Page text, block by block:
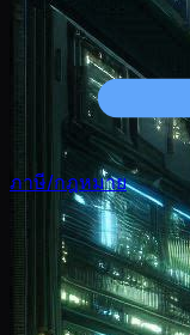
ภาษี/กฎหมาย